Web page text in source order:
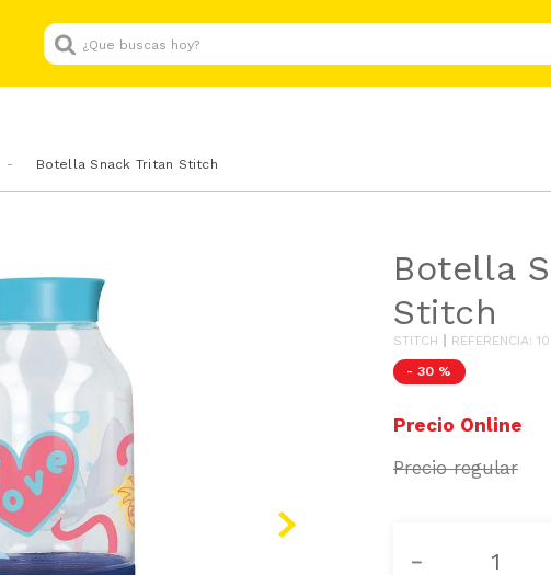
¿Que buscas hoy?
Botella Snack Tritan Stitch
Botella
Stitch
STITCH REFERENCIA:
- 30 %
－